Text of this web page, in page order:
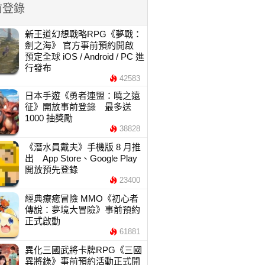
錄
新王道幻想戰略RPG《夢戰：
劍之海》 官方事前預約開啟
預定全球 iOS / Android / PC 進
行發布
42583
日本手遊《勇者連盟：曉之遠
征》開放事前登錄 最多送
1000 抽獎勵
38828
《潛水員戴夫》手機版 8 月推
出 App Store、Google Play
開放預先登錄
23400
經典療癒冒險 MMO《初心者
傳說：夢境大冒險》事前預約
正式啟動
61881
異化三國武將卡牌RPG《三國
異將錄》事前預約活動正式開